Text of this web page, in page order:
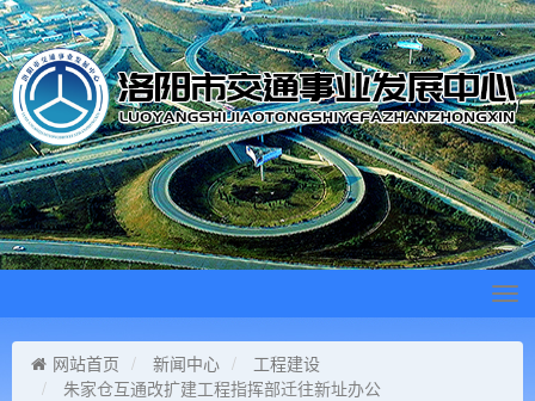
网站首页
新闻中心
工程建设
朱家仓互通改扩建工程指挥部迁往新址办公